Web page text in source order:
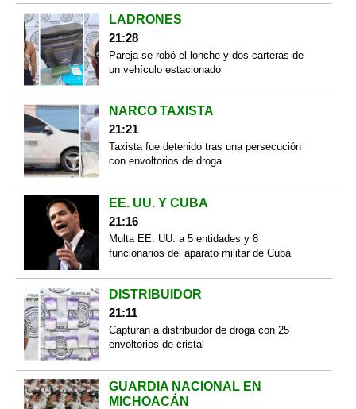
LADRONES
21:28
Pareja se robó el lonche y dos carteras de
un vehículo estacionado
NARCO TAXISTA
21:21
Taxista fue detenido tras una persecución
con envoltorios de droga
EE. UU. Y CUBA
21:16
Multa EE. UU. a 5 entidades y 8
funcionarios del aparato militar de Cuba
DISTRIBUIDOR
21:11
Capturan a distribuidor de droga con 25
envoltorios de cristal
GUARDIA NACIONAL EN
MICHOACÁN